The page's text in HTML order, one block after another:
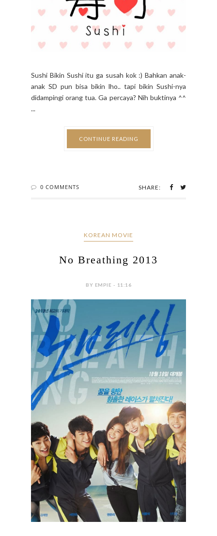
Sushi Bikin Sushi itu ga susah kok :) Bahkan anak-
anak SD pun bisa bikin lho.. tapi bikin Sushi-nya
didampingi orang tua. Ga percaya? Nih buktinya ^^
...
CONTINUE READING
0 COMMENTS SHARE:
KOREAN MOVIE
No Breathing 2013
BY EMPIE - 11:16